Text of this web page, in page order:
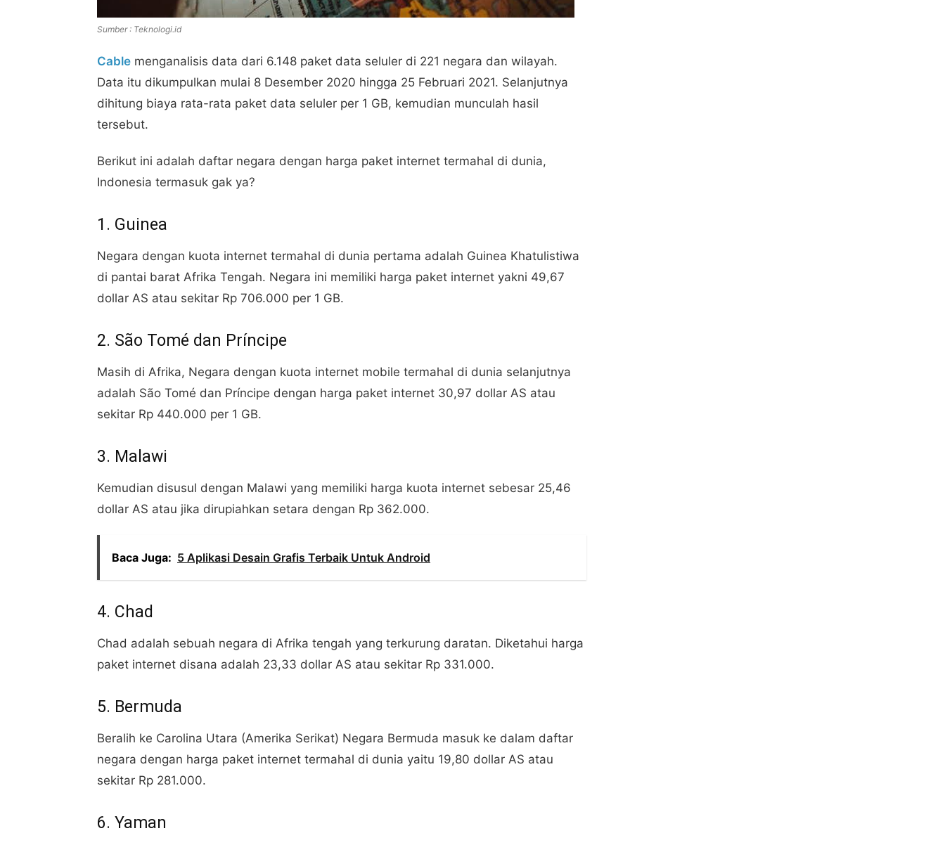
Sumber : Teknologi.id
Cable menganalisis data dari 6.148 paket data seluler di 221 negara dan wilayah.
Data itu dikumpulkan mulai 8 Desember 2020 hingga 25 Februari 2021. Selanjutnya
dihitung biaya rata-rata paket data seluler per 1 GB, kemudian munculah hasil
tersebut.
Berikut ini adalah daftar negara dengan harga paket internet termahal di dunia,
Indonesia termasuk gak ya?
1. Guinea
Negara dengan kuota internet termahal di dunia pertama adalah Guinea Khatulistiwa
di pantai barat Afrika Tengah. Negara ini memiliki harga paket internet yakni 49,67
dollar AS atau sekitar Rp 706.000 per 1 GB.
2. São Tomé dan Príncipe
Masih di Afrika, Negara dengan kuota internet mobile termahal di dunia selanjutnya
adalah São Tomé dan Príncipe dengan harga paket internet 30,97 dollar AS atau
sekitar Rp 440.000 per 1 GB.
3. Malawi
Kemudian disusul dengan Malawi yang memiliki harga kuota internet sebesar 25,46
dollar AS atau jika dirupiahkan setara dengan Rp 362.000.
Baca Juga: 5 Aplikasi Desain Grafis Terbaik Untuk Android
4. Chad
Chad adalah sebuah negara di Afrika tengah yang terkurung daratan. Diketahui harga
paket internet disana adalah 23,33 dollar AS atau sekitar Rp 331.000.
5. Bermuda
Beralih ke Carolina Utara (Amerika Serikat) Negara Bermuda masuk ke dalam daftar
negara dengan harga paket internet termahal di dunia yaitu 19,80 dollar AS atau
sekitar Rp 281.000.
6. Yaman